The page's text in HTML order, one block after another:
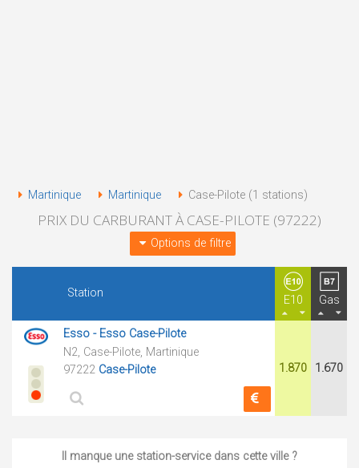
Martinique Martinique Case-Pilote (1 stations)
PRIX DU CARBURANT À CASE-PILOTE (97222)
Options de filtre
Station
E10 Gas
Esso - Esso Case-Pilote
N2, Case-Pilote, Martinique
97222 Case-Pilote 1.870 1.670
Il manque une station-service dans cette ville ?